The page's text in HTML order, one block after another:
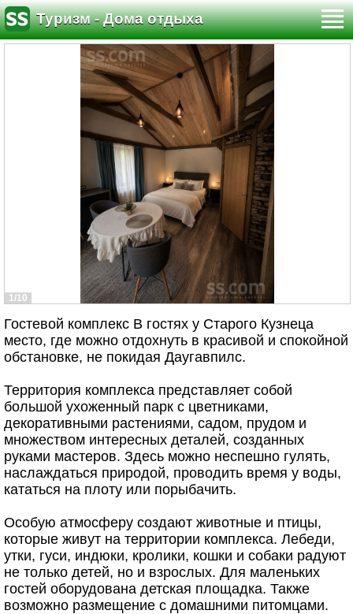
Туризм - Дома отдыха
1/10
Гостевой комплекс В гостях у Старого Кузнеца
место, где можно отдохнуть в красивой и спокойной
обстановке, не покидая Даугавпилс.
Территория комплекса представляет собой
большой ухоженный парк с цветниками,
декоративными растениями, садом, прудом и
множеством интересных деталей, созданных
руками мастеров. Здесь можно неспешно гулять,
наслаждаться природой, проводить время у воды,
кататься на плоту или порыбачить.
Особую атмосферу создают животные и птицы,
которые живут на территории комплекса. Лебеди,
утки, гуси, индюки, кролики, кошки и собаки радуют
не только детей, но и взрослых. Для маленьких
гостей оборудована детская площадка. Также
возможно размещение с домашними питомцами.